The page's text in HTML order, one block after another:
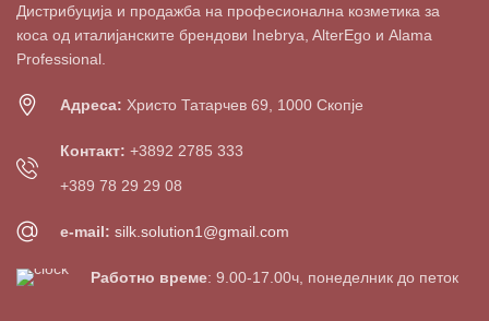
Дистрибуција и продажба на професионална козметика за
коса од италијанските брендови Inebrya, AlterEgo и Alama
Professional.
Адреса: Христо Татарчев 69, 1000 Скопје
Контакт: +3892 2785 333
+389 78 29 29 08
e-mail: silk.solution1@gmail.com
Работно време: 9.00-17.00ч, понеделник до петок